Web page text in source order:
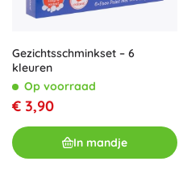
Gezichtsschminkset – 6
kleuren
Op voorraad
€ 3,90
In mandje